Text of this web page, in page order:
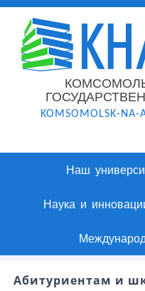
KOMSOMOLSK-NA-
Наш
Наука и
Абитуриентам и